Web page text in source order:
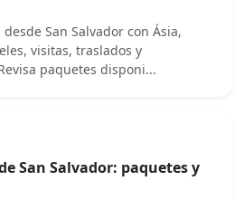
San Salvador con Ásia,
visitas, traslados y
paquetes disponi...
San Salvador: paquetes y